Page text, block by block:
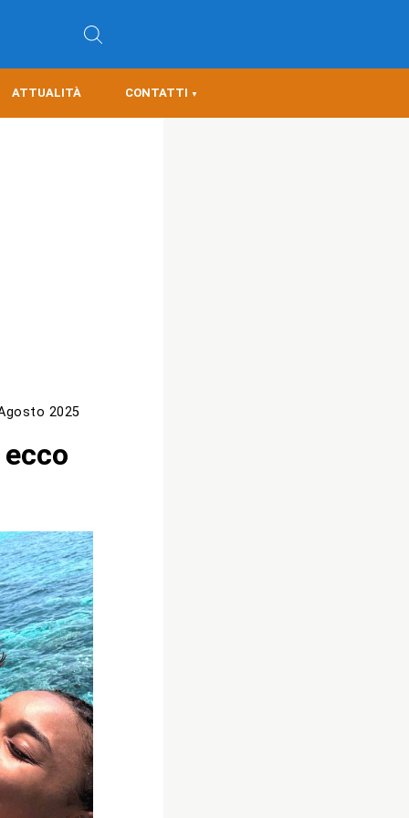
ATTUALITÀ CONTATTI
2025